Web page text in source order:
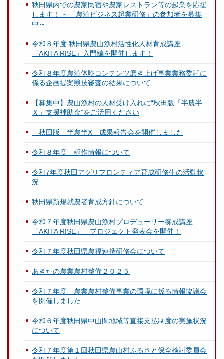
秋田県内での農家民宿や農家レストラン等の起業を応援
します！ ～「農泊ビジネス起業研修」の参加者を募集
中～
令和８年度 秋田県農山漁村活性化人材育成講座
「AKITA RISE」入門編を開催します！
令和８年度農泊体験コンテンツ磨き上げ事業業務委託に
係る企画提案競技審査の結果について
【募集中】農山漁村の人材受け入れに“秋田版「半農半
Ｘ」支援補助金”をご活用ください
秋田版「半農半X」成果報告会を開催しました
令和８年度 稲作情報について
令和7年度秋田アグリフロンティア育成研修生の活動状
況
秋田県新規就農者育成方針について
令和７年度秋田県農山漁村プロデューサー養成講座
「AKITA RISE」 プロジェクト発表会を開催！
令和７年度秋田県農福連携研修会について
あきたの農業農村整備２０２５
令和７年度 農業農村整備事業の環境に係る情報協議会
を開催しました
令和６年度秋田県中山間地域等直接支払制度の実施状況
について
令和７年度第１回秋田県農山村ふるさと保全検討委員会